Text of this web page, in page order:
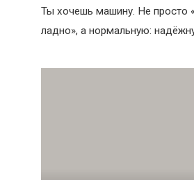
Ты хочешь машину. Не просто
ладно», а нормальную: